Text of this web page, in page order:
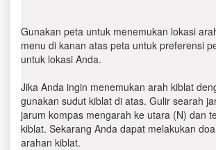
Gunakan peta untuk menemukan lokasi
menu di kanan atas peta untuk preferensi
untuk lokasi Anda.
Jika Anda ingin menemukan arah kiblat
gunakan sudut kiblat di atas. Gulir searah
jarum kompas mengarah ke utara (N) dan
kiblat. Sekarang Anda dapat melakukan
arahan kiblat.